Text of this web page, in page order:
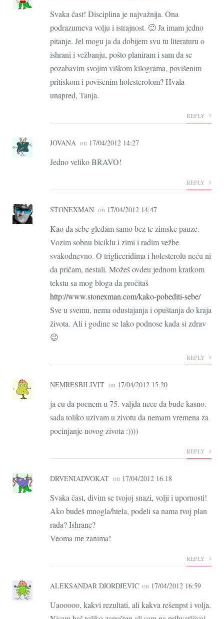
Svaka čast! Disciplina je najvažnija. Ona
podrazumeva volju i istrajnost. 🙂 Ja imam jedno
pitanje. Jel mogu ja da dobijem svu tu literaturu o
ishrani i vežbanju, pošto planiram i sam da se
pozabavim svojim viškom kilograma, povišenim
pritiskom i povišenim holesterolom? Hvala
unapred, Tanja.
REPLY
JOVANA on 17/04/2012 14:27
Jedno veliko BRAVO!
REPLY
STONEXMAN on 17/04/2012 14:47
Kao da sebe gledam samo bez te zimske pauze.
Vozim sobnu biciklu i zimi i radim vežbe
svakodnevno. O trigliceridima i holesterolu neću ni
da pričam, nestali. Možeš ovdeu jednom kratkom
tekstu sa mog bloga da pročitaš
http://www.stonexman.com/kako-pobediti-sebe/
Sve u svemu, nema odustajanja i opuštanja do kraja
života. Ali i godine se lako podnose kada si zdrav
😉
REPLY
NEMRESBILIVIT on 17/04/2012 15:20
ja cu da pocnem u 75. valjda nece da bude kasno.
sada toliko uzivam u zivotu da nemam vremena za
pocinjanje novog zivota :))))
REPLY
DRVENIADVOKAT on 17/04/2012 16:18
Svaka čast, divim se tvojoj snazi, volji i upornosti!
Ako budeš mnogla/htela, podeli sa nama tvoj plan
rada? Ishrane?
Veoma me zanima!
REPLY
ALEKSANDAR DJORDJEVIC on 17/04/2012 16:59
Uaooooo, kakvi rezultati, ali kakva rešenpst i volja.